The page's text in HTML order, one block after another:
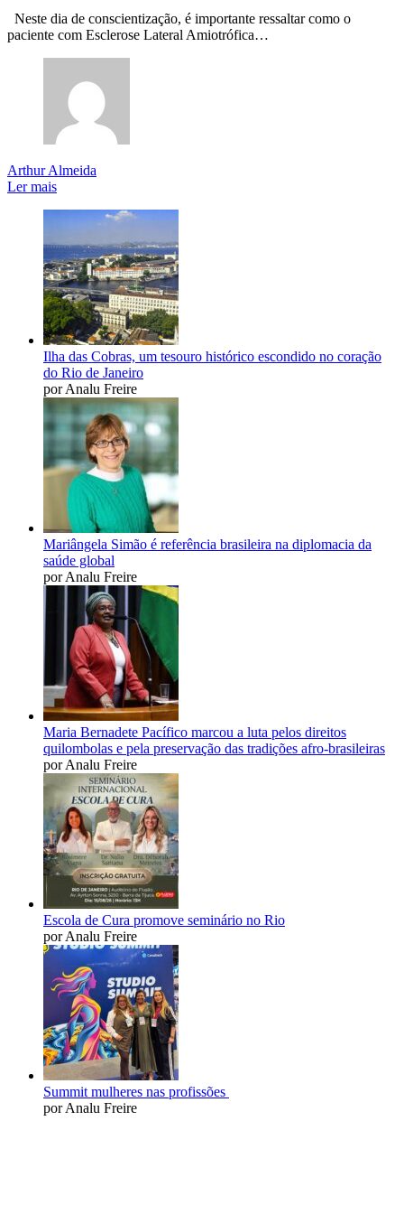
Neste dia de conscientização, é importante ressaltar como o
paciente com Esclerose Lateral Amiotrófica…
Arthur Almeida
Ler mais
Ilha das Cobras, um tesouro histórico escondido no coração
do Rio de Janeiro
por Analu Freire
Mariângela Simão é referência brasileira na diplomacia da
saúde global
por Analu Freire
Maria Bernadete Pacífico marcou a luta pelos direitos
quilombolas e pela preservação das tradições afro-brasileiras
por Analu Freire
Escola de Cura promove seminário no Rio
por Analu Freire
Summit mulheres nas profissões
por Analu Freire